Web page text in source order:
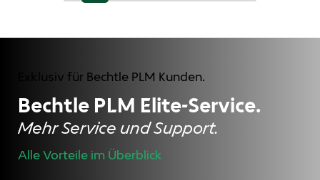
Exklusiv für Bechtle PLM Kunden.
Bechtle PLM Elite-Service.
Mehr Service und Support.
Alle Vorteile im Überblick